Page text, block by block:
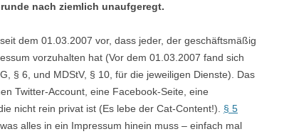
nach ziemlich unaufgeregt.
dem 01.03.2007 vor, dass jeder, der geschäftsmäßig
vorzuhalten hat (Vor dem 01.03.2007 fand sich
§ 6, und MDStV, § 10, für die jeweiligen Dienste). Das
Twitter-Account, eine Facebook-Seite, eine
nicht rein privat ist (Es lebe der Cat-Content!). § 5
alles in ein Impressum hinein muss – einfach mal